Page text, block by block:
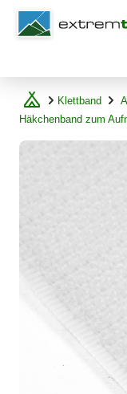
Shopware
Klettband
Häkchenband zum